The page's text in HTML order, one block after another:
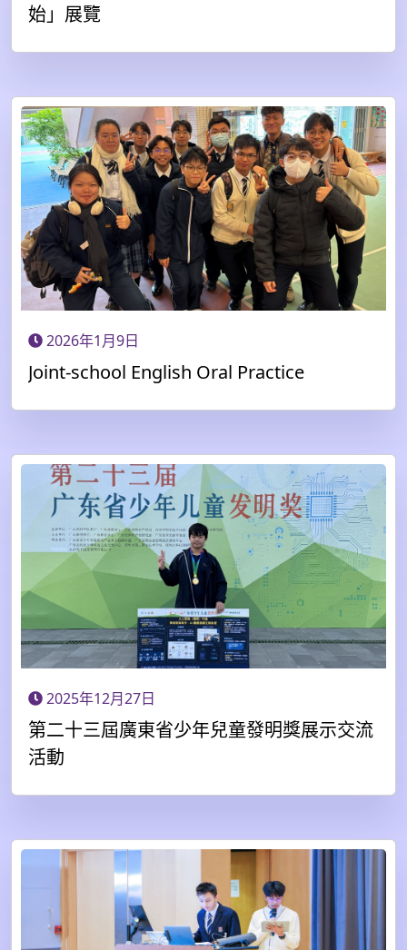
始」展覽
2026年1月9日
Joint-school English Oral Practice
2025年12月27日
第二十三屆廣東省少年兒童發明獎展示交流
活動